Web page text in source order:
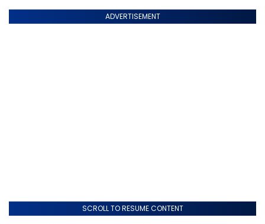
ADVERTISEMENT
SCROLL TO RESUME CONTENT